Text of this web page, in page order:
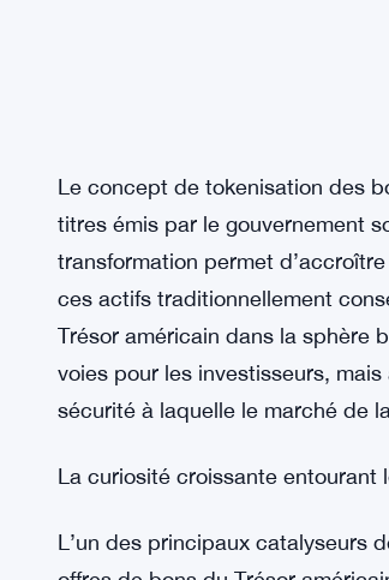
titres émis par le gouvernement
ces actifs traditionnellement